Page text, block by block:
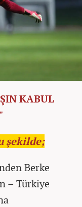
KABUL
şekilde;
Berke
– Türkiye